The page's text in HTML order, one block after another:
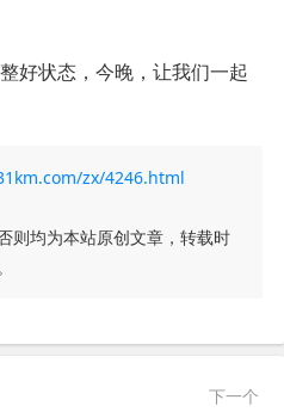
好状态，今晚，让我们一起
zx/4246.html
则均为本站原创文章，转载时
下一个